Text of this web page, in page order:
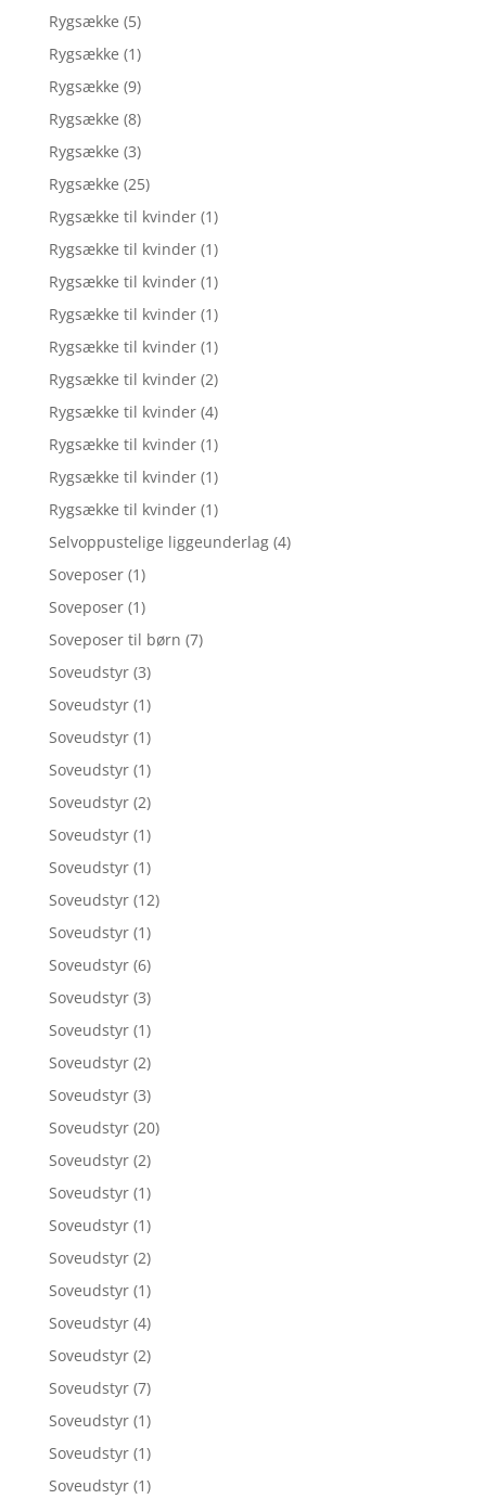
Rygsække (5)
Rygsække (1)
Rygsække (9)
Rygsække (8)
Rygsække (3)
Rygsække (25)
Rygsække til kvinder (1)
Rygsække til kvinder (1)
Rygsække til kvinder (1)
Rygsække til kvinder (1)
Rygsække til kvinder (1)
Rygsække til kvinder (2)
Rygsække til kvinder (4)
Rygsække til kvinder (1)
Rygsække til kvinder (1)
Rygsække til kvinder (1)
Selvoppustelige liggeunderlag (4)
Soveposer (1)
Soveposer (1)
Soveposer til børn (7)
Soveudstyr (3)
Soveudstyr (1)
Soveudstyr (1)
Soveudstyr (1)
Soveudstyr (2)
Soveudstyr (1)
Soveudstyr (1)
Soveudstyr (12)
Soveudstyr (1)
Soveudstyr (6)
Soveudstyr (3)
Soveudstyr (1)
Soveudstyr (2)
Soveudstyr (3)
Soveudstyr (20)
Soveudstyr (2)
Soveudstyr (1)
Soveudstyr (1)
Soveudstyr (2)
Soveudstyr (1)
Soveudstyr (4)
Soveudstyr (2)
Soveudstyr (7)
Soveudstyr (1)
Soveudstyr (1)
Soveudstyr (1)